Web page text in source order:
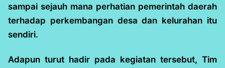
sampai sejauh mana perhatian pemerintah daerah
terhadap perkembangan desa dan kelurahan itu
sendiri.
Adapun turut hadir pada kegiatan tersebut, Tim